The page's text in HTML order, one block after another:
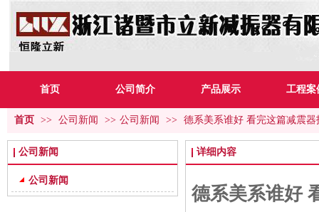
首页 公司简介 产品展示 工程案
首页 >> 公司新闻 >> 公司新闻 >> 德系美系谁好 看完这篇减震
公司新闻
公司新闻
详细内容
德系美系谁好